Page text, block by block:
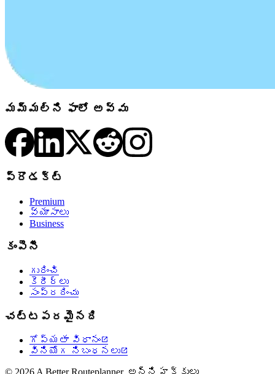
మమ్మల్ని ఫాలో అవ్వు
ప్రొడక్ట్
Premium
వ్యాసాలు
Business
కంపెనీ
గురించి
కెరీర్లు
సంప్రదించు
చట్టపరమైనది
గోప్యతా విధానం
వినియోగ నిబంధనలు